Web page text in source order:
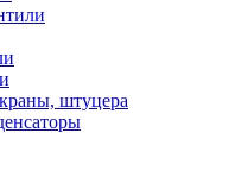
штуцера